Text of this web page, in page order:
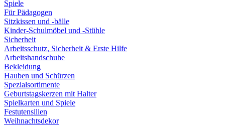
Spiele
Für Pädagogen
Sitzkissen und -bälle
Kinder-Schulmöbel und -Stühle
Sicherheit
Arbeitsschutz, Sicherheit & Erste Hilfe
Arbeitshandschuhe
Bekleidung
Hauben und Schürzen
Spezialsortimente
Geburtstagskerzen mit Halter
Spielkarten und Spiele
Festutensilien
Weihnachtsdekor